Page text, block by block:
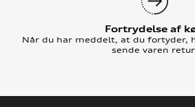
Fortrydelse af
Når du har meddelt, at du fortyder,
sende varen